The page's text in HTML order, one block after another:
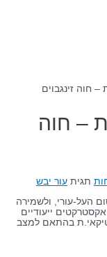
– חוה זינגבוים
– חוה
תגית עור יבש
העל-עורי, ולשמירה
ייעודיים
בהתאם למצב